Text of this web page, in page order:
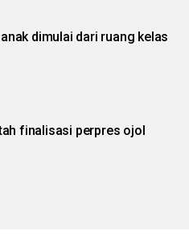
dimulai dari ruang kelas
finalisasi perpres ojol